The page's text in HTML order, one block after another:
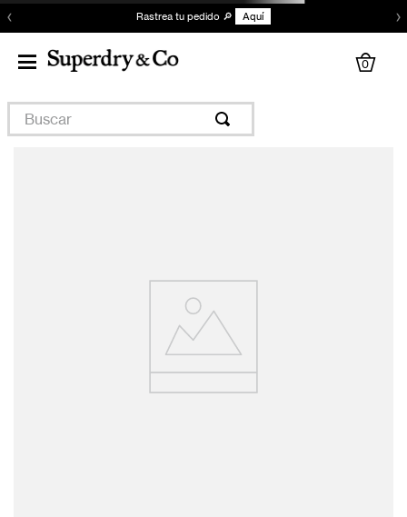
‹ Rastrea tu pedido 🔎 Aquí ›
0
Buscar